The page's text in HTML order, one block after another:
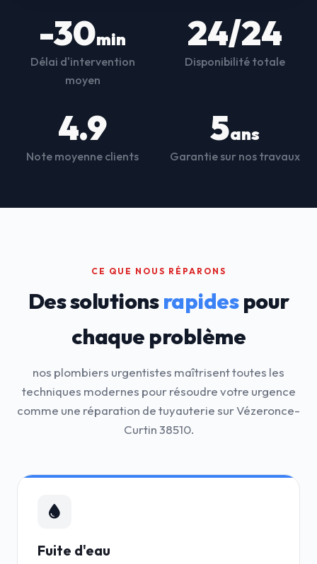
-30min
Délai d'intervention
moyen
24/24
Disponibilité totale
4.9
Note moyenne clients
5ans
Garantie sur nos travaux
CE QUE NOUS RÉPARONS
Des solutionsrapidespour
chaque problème
nos plombiers urgentistes maîtrisent toutes les
techniques modernes pour résoudre votre urgence
comme une réparation de tuyauterie sur Vézeronce-
Curtin 38510.
Fuite d'eau